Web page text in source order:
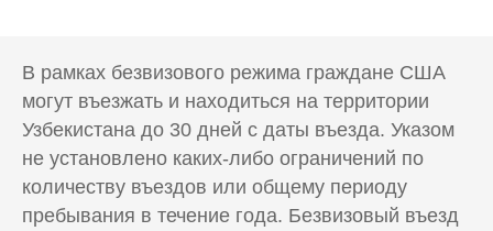
В рамках безвизового режима граждане США
могут въезжать и находиться на территории
Узбекистана до 30 дней с даты въезда. Указом
не установлено каких-либо ограничений по
количеству въездов или общему периоду
пребывания в течение года. Безвизовый въезд